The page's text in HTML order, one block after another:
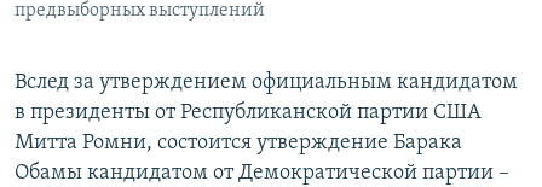
Все сайты РСЕ/РС
предвыборных выступлений
Вслед за утверждением официальным кандидатом
в президенты от Республиканской партии США
Митта Ромни, состоится утверждение Барака
Обамы кандидатом от Демократической партии –